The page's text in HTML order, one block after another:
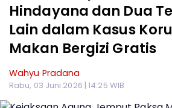
Hindayana dan Dua
Lain dalam Kasus
Makan Bergizi Gratis
Wahyu Pradana
Rabu, 03 Juni 2026 | 14:25 WIB